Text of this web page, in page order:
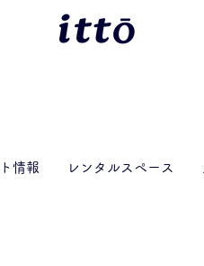
情報 レンタルスペース